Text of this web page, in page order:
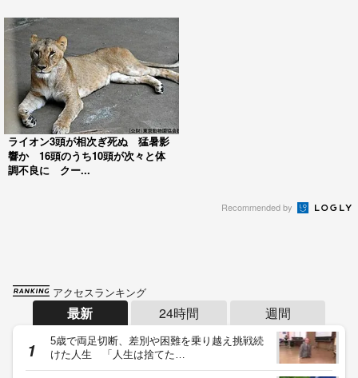
ライオン3頭が相次ぎ死ぬ 猛暑影
響か 16頭のうち10頭が次々と体
調不良に クー...
Recommended by
アクセスランキング
最新 24時間 週間
5歳で両足切断、差別や困難を乗り越え挑戦続
けた人生 「人生は捨てた…